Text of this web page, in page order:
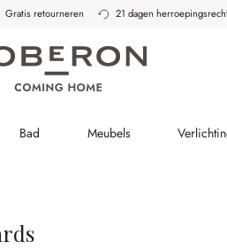
Gratis retourneren 21 dagen
Bad Meubels